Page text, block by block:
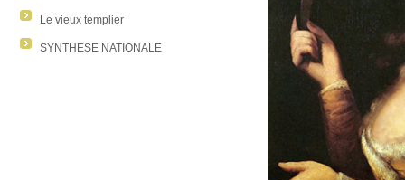
Le vieux templier
SYNTHESE NATIONALE